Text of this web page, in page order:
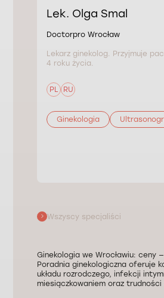
Lek. Olga Smal
Doctorpro Wrocław
Lekarz ginekolog. Przyjmuje
4 roku życia.
PL RU
Ginekologia
Wszyscy specjaliści
Ginekologia we Wrocławiu: ceny —
Poradnia ginekologiczna oferuje
układu rozrodczego, infekcji
miesiączkowaniem oraz trudności